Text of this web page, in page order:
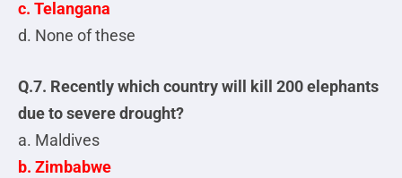
c. Telangana
d. None of these
Q.7. Recently which country will kill 200 elephants
due to severe drought?
a. Maldives
b. Zimbabwe